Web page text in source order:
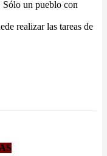
Sólo un pueblo con
realizar las tareas de